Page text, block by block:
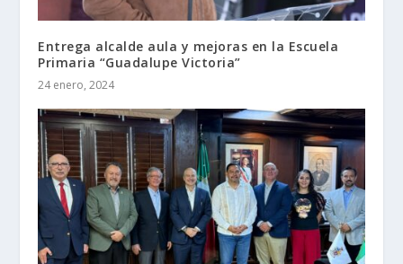
Entrega alcalde aula y mejoras en la Escuela
Primaria “Guadalupe Victoria”
24 enero, 2024